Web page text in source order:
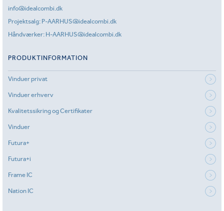
info@idealcombi.dk
Projektsalg: P-AARHUS@idealcombi.dk
Håndværker: H-AARHUS@idealcombi.dk
PRODUKTINFORMATION
Vinduer privat
Vinduer erhverv
Kvalitetssikring og Certifikater
Vinduer
Futura+
Futura+i
Frame IC
Nation IC